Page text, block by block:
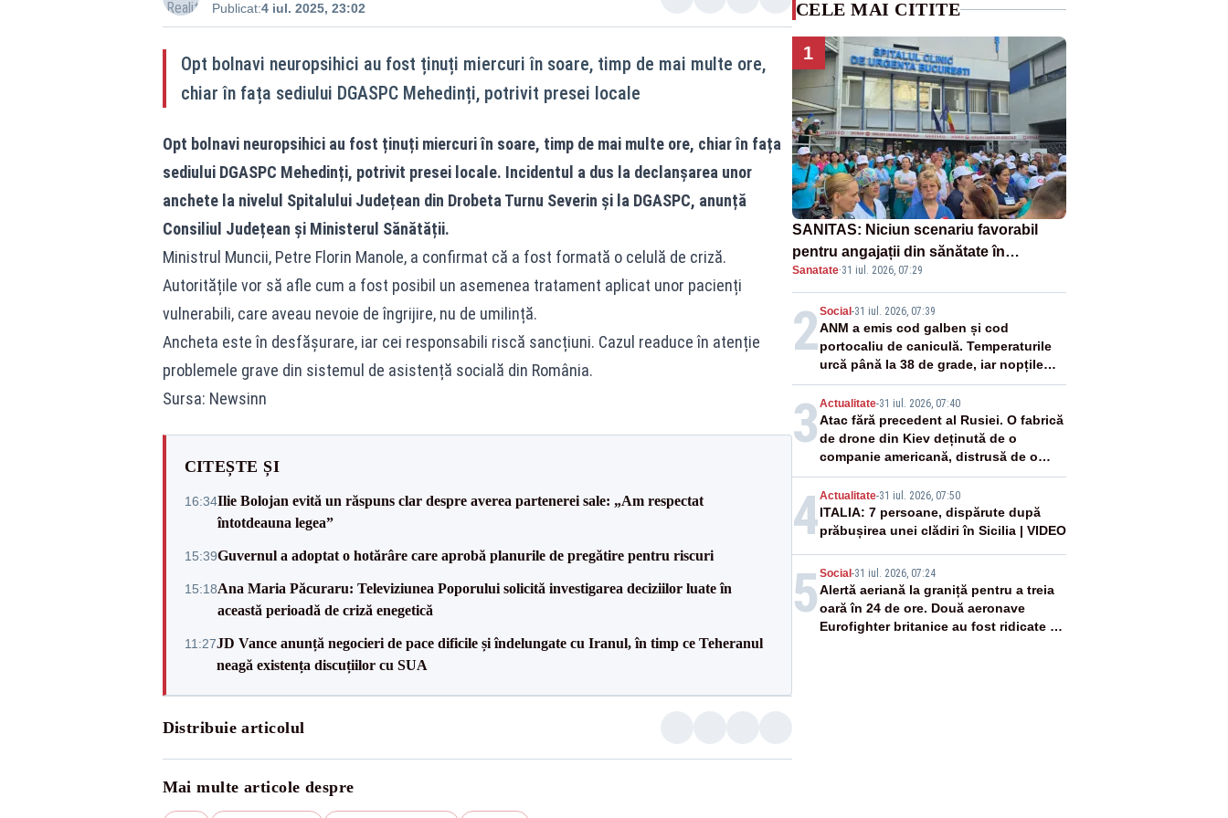
Publicat:4 iul. 2025, 23:02
Opt bolnavi neuropsihici au fost ținuți miercuri în soare, timp de mai multe ore,
chiar în fața sediului DGASPC Mehedinți, potrivit presei locale
Opt bolnavi neuropsihici au fost ținuți miercuri în soare, timp de mai multe ore, chiar în fața
sediului DGASPC Mehedinți, potrivit presei locale. Incidentul a dus la declanșarea unor
anchete la nivelul Spitalului Județean din Drobeta Turnu Severin și la DGASPC, anunță
Consiliul Județean și Ministerul Sănătății.
Ministrul Muncii, Petre Florin Manole, a confirmat că a fost formată o celulă de criză.
Autoritățile vor să afle cum a fost posibil un asemenea tratament aplicat unor pacienți
vulnerabili, care aveau nevoie de îngrijire, nu de umilință.
Ancheta este în desfășurare, iar cei responsabili riscă sancțiuni. Cazul readuce în atenție
problemele grave din sistemul de asistență socială din România.
Sursa: Newsinn
CITEȘTE ȘI
16:34Ilie Bolojan evită un răspuns clar despre averea partenerei sale: „Am respectat
întotdeauna legea”
15:39Guvernul a adoptat o hotărâre care aprobă planurile de pregătire pentru riscuri
15:18Ana Maria Păcuraru: Televiziunea Poporului solicită investigarea deciziilor luate în
această perioadă de criză enegetică
11:27JD Vance anunță negocieri de pace dificile și îndelungate cu Iranul, în timp ce Teheranul
neagă existența discuțiilor cu SUA
Distribuie articolul
Mai multe articole despre
CELE MAI CITITE
1
SANITAS: Niciun scenariu favorabil
pentru angajații din sănătate în
proiectul Legii salarizării
Sanatate·31 iul. 2026, 07:29
2Social -31 iul. 2026, 07:39
ANM a emis cod galben și cod
portocaliu de caniculă. Temperaturile
urcă până la 38 de grade, iar nopțile
devin tropicale
3 Actualitate-31 iul. 2026, 07:40
Atac fără precedent al Rusiei. O fabrică
de drone din Kiev deținută de o
companie americană, distrusă de o
rachetă rusească
4Actualitate-31 iul. 2026, 07:50
ITALIA: 7 persoane, dispărute după
prăbușirea unei clădiri în Sicilia | VIDEO
5 Social -31 iul. 2026, 07:24
Alertă aeriană la graniță pentru a treia
oară în 24 de ore. Două aeronave
Eurofighter britanice au fost ridicate de